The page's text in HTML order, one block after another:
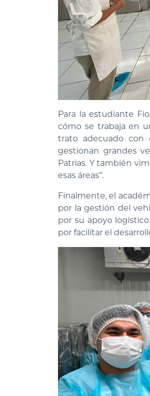
Para la estudiante
cómo se trabaja en
trato adecuado con
gestionan grandes
Patrias. Y también
esas áreas”.
Finalmente, el
por la gestión del
por su apoyo
por facilitar el